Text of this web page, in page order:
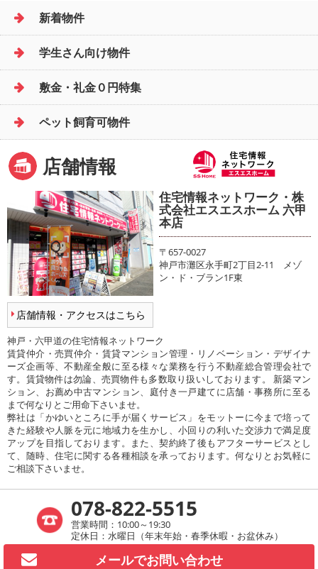
新着物件
学生さん向け物件
敷金・礼金０円特集
ペット飼育可物件
店舗情報
店舗情報・アクセスはこちら
住宅情報ネットワーク・株
式会社エスエスホーム 六甲
本店
〒657-0027
神戸市灘区永手町2丁目2-11 メゾ
ン・ド・ブラン1F東
神戸・六甲道の住宅情報ネットワーク
賃貸仲介・売買仲介・賃貸マンション管理・リノベーション・デザイナ
ーズ企画等、不動産全般に至る様々な業務を行う不動産総合管理会社で
す。賃貸物件は勿論、売買物件も多数取り扱いしております。 新築マン
ション、お薦め中古マンション、庭付き一戸建てに店舗・事務所に至る
まで何なりとご用命下さいませ。
弊社は「かゆいところに手が届くサービス」をモットーに今まで培って
きた経験や人脈を元に地域力を生かし、小回りの利いた交渉力で満足度
アップを目指しております。また、契約終了後もアフターサービスとし
て、随時、住宅に関する各種相談を承っております。何なりとお気軽に
ご相談下さいませ。
078-822-5515
営業時間：10:00～19:30
定休日：水曜日（年末年始・春季休暇・お盆休み）
メールでお問い合わせ